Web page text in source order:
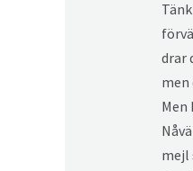
drar
Men
mejl